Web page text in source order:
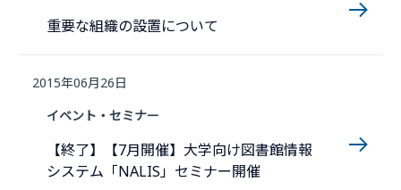
重要な組織の設置について
2015年06月26日
イベント・セミナー
【終了】【7月開催】大学向け図書館情報
システム「NALIS」セミナー開催